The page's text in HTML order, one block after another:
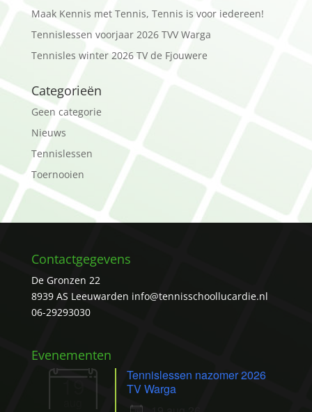
Maak Kennis met Tennis, Tennis is voor iedereen!
Tennislessen voorjaar 2026 TVV Warga
Tennisles winter 2026 TV de Fjouwere
Categorieën
Geen categorie
Nieuws
Tennislessen
Toernooien
Contactgegevens
De Gronzen 22
8939 AS Leeuwarden info@tennisschoollucardie.nl
06-29293030
Evenementen
19
Tennislessen nazomer 2026
TV Warga